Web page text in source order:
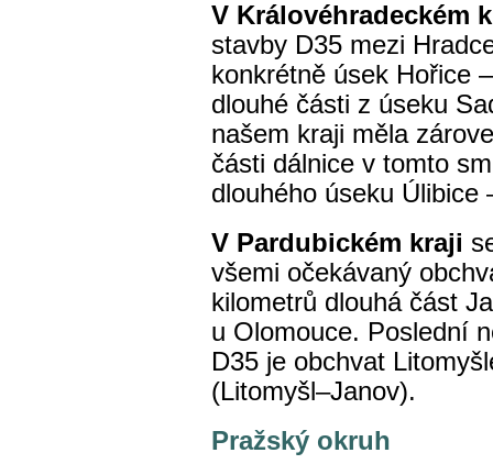
V Královéhradeckém
stavby D35 mezi
konkrétně úsek Hořice
dlouhé části z úseku
našem kraji měla
části dálnice v tomto
dlouhého úseku Úlibice
V Pardubickém kraji
všemi očekávaný
kilometrů dlouhá část
u Olomouce. Poslední
D35 je obchvat
(Litomyšl–Janov).
Pražský okruh